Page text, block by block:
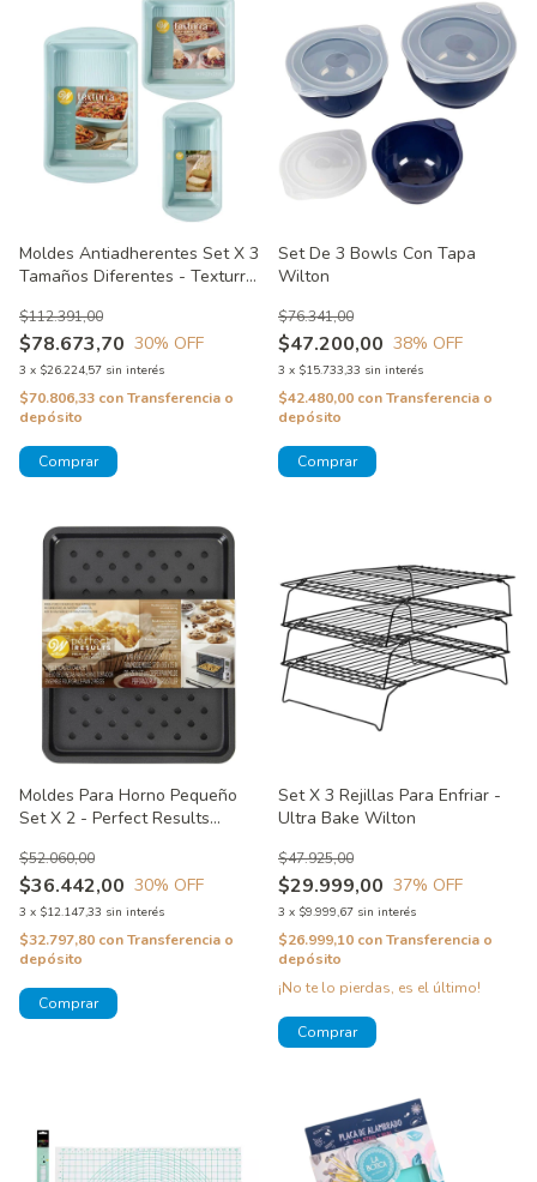
Moldes Antiadherentes Set X 3
Tamaños Diferentes - Texturra
$78.673,70
$112.391,00
30% OFF
3 x $26.224,57 sin interés
$70.806,33 conTransferencia o
depósito
Set De 3 Bowls Con Tapa
Wilton
$47.200,00
$76.341,00
38% OFF
3 x $15.733,33 sin interés
$42.480,00 conTransferencia o
depósito
Moldes Para Horno Pequeño
Set X 2 - Perfect Results
$36.442,00
$52.060,00
30% OFF
3 x $12.147,33 sin interés
$32.797,80 conTransferencia o
depósito
Set X 3 Rejillas Para Enfriar -
Ultra Bake Wilton
$29.999,00
$47.925,00
37% OFF
3 x $9.999,67 sin interés
$26.999,10 conTransferencia o
depósito
¡No te lo pierdas, es el último!